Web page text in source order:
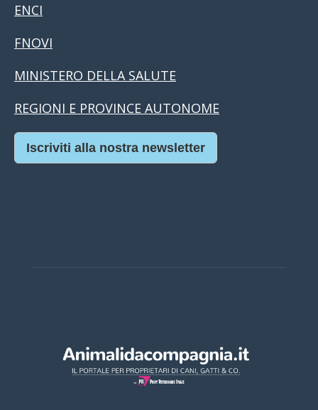
ENCI
FNOVI
MINISTERO DELLA SALUTE
REGIONI E PROVINCE AUTONOME
Iscriviti alla nostra newsletter